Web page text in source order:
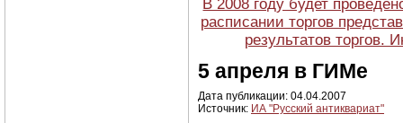
В 2008 году будет
расписании торгов
результатов торгов.
5 апреля в ГИМе
Дата публикации: 04.04.2007
Источник: ИА "Русский антиквариат"